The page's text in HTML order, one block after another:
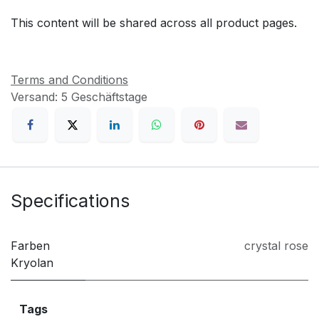
This content will be shared across all product pages.
Terms and Conditions
Versand: 5 Geschäftstage
Specifications
Farben
Kryolan
crystal rose
Tags